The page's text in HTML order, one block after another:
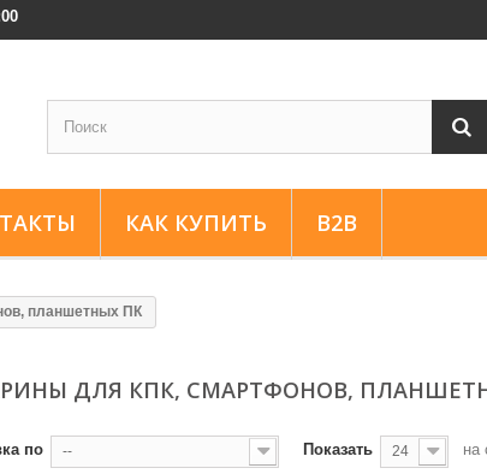
КАК КУПИТЬ B2B
планшетных ПК
ДЛЯ КПК, СМАРТФОНОВ,
по -- Показать 24 на